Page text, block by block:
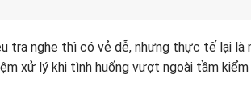
tra nghe thì có vẻ dễ, nhưng thực tế lại là
xử lý khi tình huống vượt ngoài tầm